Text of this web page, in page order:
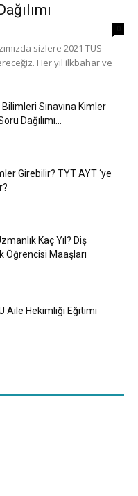
sizlere 2021 TUS
Her yıl ilkbahar ve
Sınavına Kimler
Dağılımı...
Girebilir? TYT AYT ‘ye
Kaç Yıl? Diş
Öğrencisi Maaşları
Aile Hekimliği Eğitimi